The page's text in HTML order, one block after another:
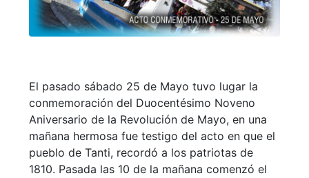
El pasado sábado 25 de Mayo tuvo lugar la
conmemoración del Duocentésimo Noveno
Aniversario de la Revolución de Mayo, en una
mañana hermosa fue testigo del acto en que el
pueblo de Tanti, recordó a los patriotas de
1810. Pasada las 10 de la mañana comenzó el